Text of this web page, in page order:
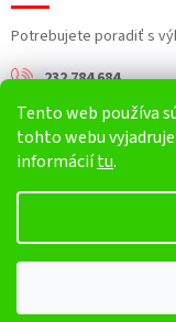
Tento web používa
tohto webu
informáciítu.
Potrebujete poradiť s
232 784 684
info@harv.sk